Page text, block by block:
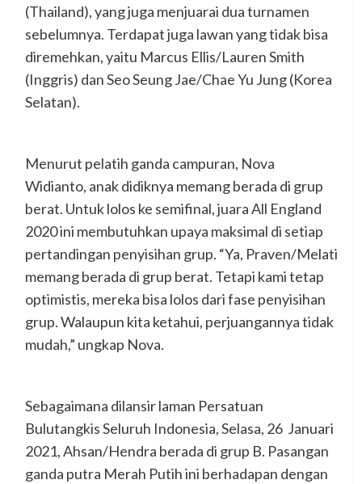
(Thailand), yang juga menjuarai dua turnamen
sebelumnya. Terdapat juga lawan yang tidak bisa
diremehkan, yaitu Marcus Ellis/Lauren Smith
(Inggris) dan Seo Seung Jae/Chae Yu Jung (Korea
Selatan).
Menurut pelatih ganda campuran, Nova
Widianto, anak didiknya memang berada di grup
berat. Untuk lolos ke semifinal, juara All England
2020 ini membutuhkan upaya maksimal di setiap
pertandingan penyisihan grup. “Ya, Praven/Melati
memang berada di grup berat. Tetapi kami tetap
optimistis, mereka bisa lolos dari fase penyisihan
grup. Walaupun kita ketahui, perjuangannya tidak
mudah,” ungkap Nova.
Sebagaimana dilansir laman Persatuan
Bulutangkis Seluruh Indonesia, Selasa, 26 Januari
2021, Ahsan/Hendra berada di grup B. Pasangan
ganda putra Merah Putih ini berhadapan dengan